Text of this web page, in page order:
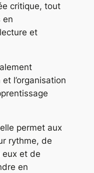
critique, tout
en
et
l’organisation
permet aux
rythme, de
eux et de
en